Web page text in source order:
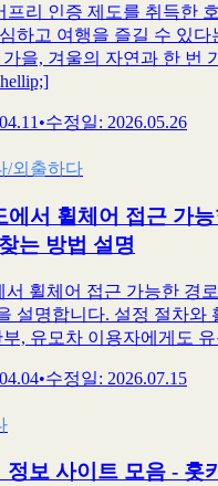
프리 인증 제도를 취득한
하고 여행을 즐길 수 있
가을, 겨울의 자연과 한 번
•수정일: 2026.05.26
/외출하다
에서 휠체어 접근 가
는 방법 설명
서 휠체어 접근 가능한 경
설명합니다. 설정 절차와
, 유모차 이용자에게도
•수정일: 2026.07.15
정보 사이트 모음 - 홋